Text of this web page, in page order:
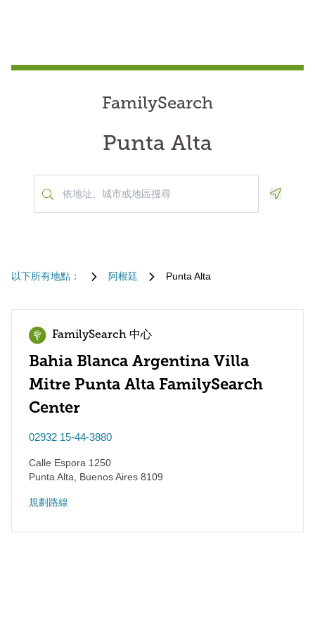
FamilySearch
Punta Alta
以下所有地點： 阿根廷 Punta Alta
FamilySearch 中心
Bahia Blanca Argentina Villa
Mitre Punta Alta FamilySearch
Center
02932 15-44-3880
Calle Espora 1250
Punta Alta
Buenos Aires 8109
規劃路線